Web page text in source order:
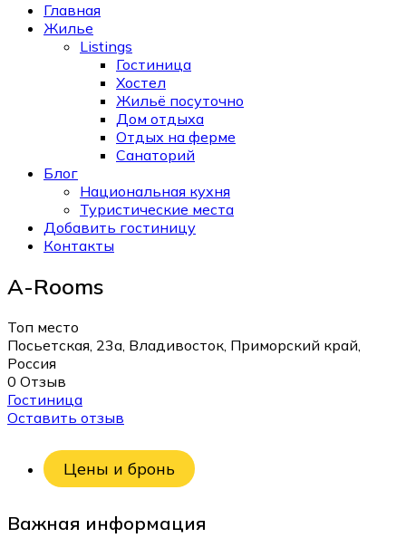
Главная
Жилье
Listings
Гостиница
Хостел
Жильё посуточно
Дом отдыха
Отдых на ферме
Санаторий
Блог
Национальная кухня
Туристические места
Добавить гостиницу
Контакты
A-Rooms
Топ место
Посьетская, 23а, Владивосток, Приморский край,
Россия
0 Отзыв
Гостиница
Оставить отзыв
Цены и бронь
Важная информация